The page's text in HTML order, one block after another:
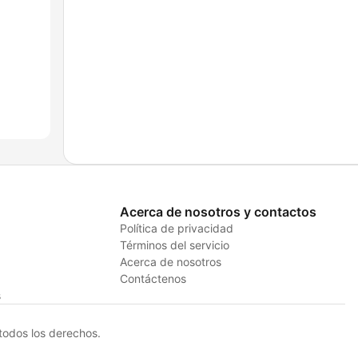
Acerca de nosotros y contactos
Política de privacidad
Términos del servicio
Acerca de nosotros
Contáctenos
los derechos.